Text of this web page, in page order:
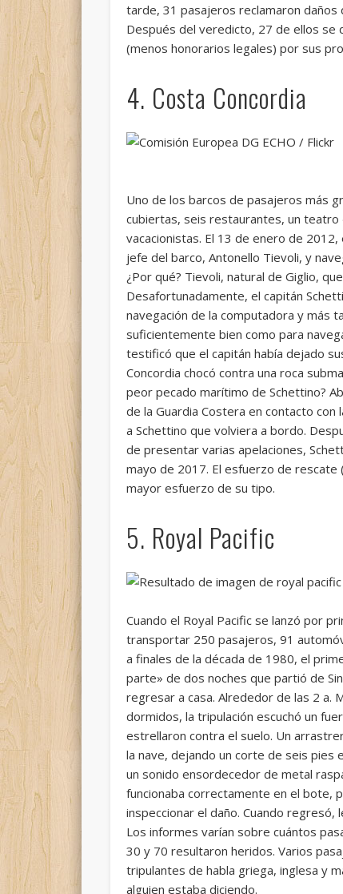
tarde, 31 pasajeros reclamaron daños
Después del veredicto, 27 de ellos se
(menos honorarios legales) por sus
4. Costa Concordia
Uno de los barcos de pasajeros más
cubiertas, seis restaurantes, un
vacacionistas. El 13 de enero de
jefe del barco, Antonello Tievoli, y
¿Por qué? Tievoli, natural de Giglio,
Desafortunadamente, el capitán
navegación de la computadora y más
suficientemente bien como para
testificó que el capitán había dejado
Concordia chocó contra una roca
peor pecado marítimo de Schettino?
de la Guardia Costera en contacto
a Schettino que volviera a bordo.
de presentar varias apelaciones,
mayo de 2017. El esfuerzo de
mayor esfuerzo de su tipo.
5. Royal Pacific
Cuando el Royal Pacific se lanzó por
transportar 250 pasajeros, 91
a finales de la década de 1980, el
parte» de dos noches que partió de
regresar a casa. Alrededor de las 2 a.
dormidos, la tripulación escuchó un
estrellaron contra el suelo. Un
la nave, dejando un corte de seis pies
un sonido ensordecedor de metal
funcionaba correctamente en el bote,
inspeccionar el daño. Cuando
Los informes varían sobre cuántos
30 y 70 resultaron heridos. Varios
tripulantes de habla griega, inglesa y
alguien estaba diciendo.